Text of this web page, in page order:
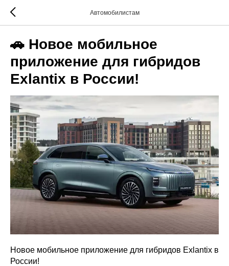
Автомобилистам
🚗 Новое мобильное
приложение для гибридов
Exlantix в России!
Новое мобильное приложение для гибридов Exlantix в
России!